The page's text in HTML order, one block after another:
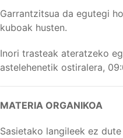
Garrantzitsua da egutegi
kuboak husten.
Inori trasteak ateratzeko
astelehenetik ostiralera,
MATERIA ORGANIKOA
Sasietako langileek ez